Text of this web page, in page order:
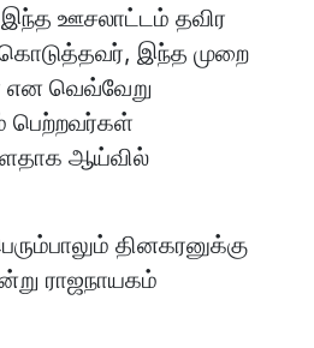
இந்த ஊசலாட்டம் தவிர
இந்த முறை
வெவ்வேறு
பெற்றவர்கள்
ஆய்வில்
தினகரனுக்கு
ராஜநாயகம்